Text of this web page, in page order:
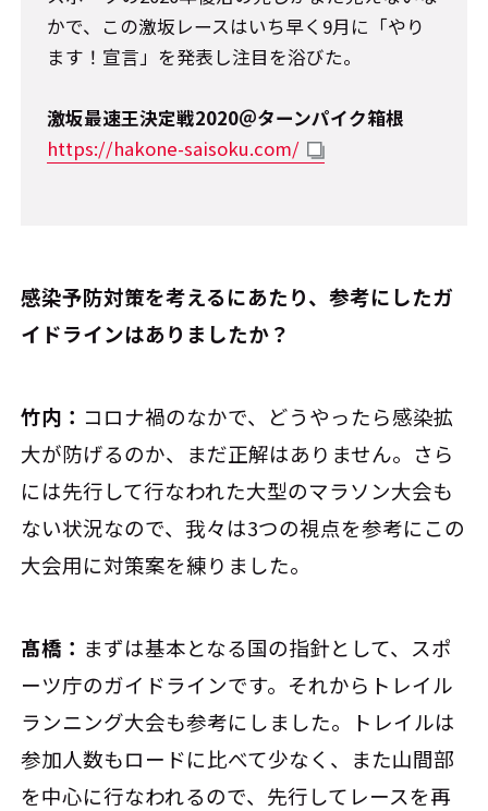
かで、この激坂レースはいち早く9月に「やり
ます！宣言」を発表し注目を浴びた。
激坂最速王決定戦2020＠ターンパイク箱根
https://hakone-saisoku.com/
――感染予防対策を考えるにあたり、参考にしたガ
イドラインはありましたか？
竹内： コロナ禍のなかで、どうやったら感染拡
大が防げるのか、まだ正解はありません。さら
には先行して行なわれた大型のマラソン大会も
ない状況なので、我々は3つの視点を参考にこの
大会用に対策案を練りました。
髙橋： まずは基本となる国の指針として、スポ
ーツ庁のガイドラインです。それからトレイル
ランニング大会も参考にしました。トレイルは
参加人数もロードに比べて少なく、また山間部
を中心に行なわれるので、先行してレースを再